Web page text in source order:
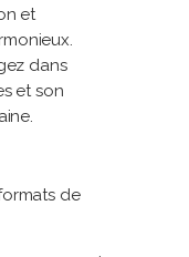
et
dans
et son
de